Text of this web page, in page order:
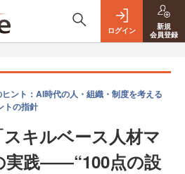
ログイン
新規
会員登録
ント：AI時代の人・組織・制度を考える
トの指針
キルベース人材マ
実践――“100点の設